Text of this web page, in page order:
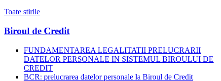
Toate stirile
Biroul de Credit
FUNDAMENTAREA LEGALITATII PRELUCRARII
DATELOR PERSONALE IN SISTEMUL BIROULUI DE
CREDIT
BCR: prelucrarea datelor personale la Biroul de Credit